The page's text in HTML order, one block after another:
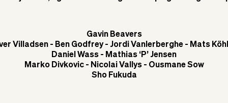
Gavin Beavers
Villadsen - Ben Godfrey - Jordi Vanlerberghe - Mats
Daniel Wass - Mathias ‘P’ Jensen
Marko Divkovic - Nicolai Vallys - Ousmane Sow
Sho Fukuda